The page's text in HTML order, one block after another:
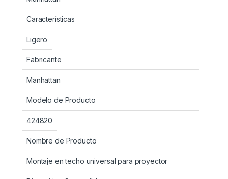
Características
Ligero
Fabricante
Manhattan
Modelo de Producto
424820
Nombre de Producto
Montaje en techo universal para proyector